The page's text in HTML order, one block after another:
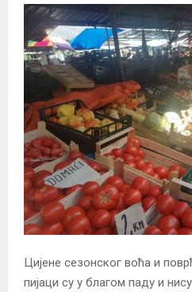
Цијене сезонског воћа и
пијаци су у благом паду и